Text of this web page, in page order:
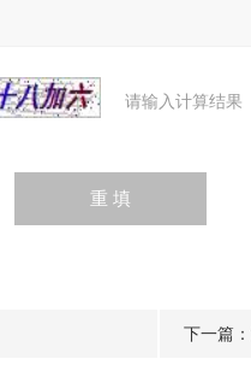
请输入计算结果
下一篇：